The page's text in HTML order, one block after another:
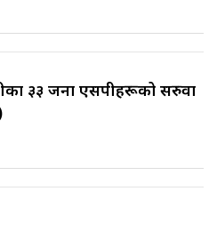
३३ जना एसपीहरूको सरुवा